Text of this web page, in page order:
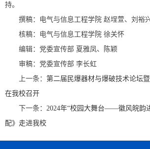
持。
撰稿：电气与信息工程学院 赵埕萱、刘裕
核稿：电气与信息工程学院 徐关怀
编辑：党委宣传部 夏雅凤、陈颖
审稿：党委宣传部 李长虹
上一条： 第二届民爆器材与爆破技术论坛
在我校召开
下一条： 2024年“校园大舞台——徽风皖韵
配》走进我校